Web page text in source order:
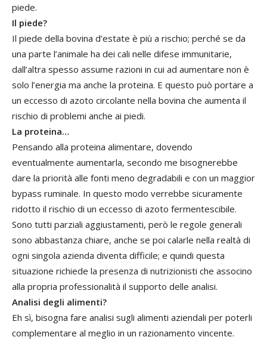
piede.
Il piede?
Il piede della bovina d’estate è più a rischio; perché se da
una parte l’animale ha dei cali nelle difese immunitarie,
dall’altra spesso assume razioni in cui ad aumentare non è
solo l’energia ma anche la proteina. E questo può portare a
un eccesso di azoto circolante nella bovina che aumenta il
rischio di problemi anche ai piedi.
La proteina…
Pensando alla proteina alimentare, dovendo
eventualmente aumentarla, secondo me bisognerebbe
dare la priorità alle fonti meno degradabili e con un maggior
bypass ruminale. In questo modo verrebbe sicuramente
ridotto il rischio di un eccesso di azoto fermentescibile.
Sono tutti parziali aggiustamenti, però le regole generali
sono abbastanza chiare, anche se poi calarle nella realtà di
ogni singola azienda diventa difficile; e quindi questa
situazione richiede la presenza di nutrizionisti che associno
alla propria professionalità il supporto delle analisi.
Analisi degli alimenti?
Eh sì, bisogna fare analisi sugli alimenti aziendali per poterli
complementare al meglio in un razionamento vincente.